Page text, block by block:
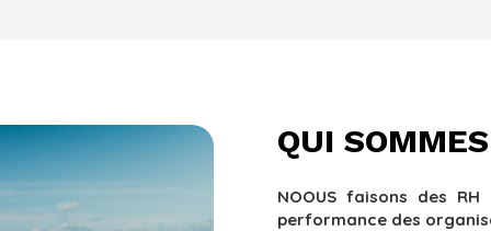
QUI
NOOUS faisons des
performance des